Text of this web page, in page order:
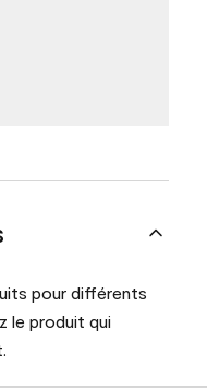
pour différents
le produit qui